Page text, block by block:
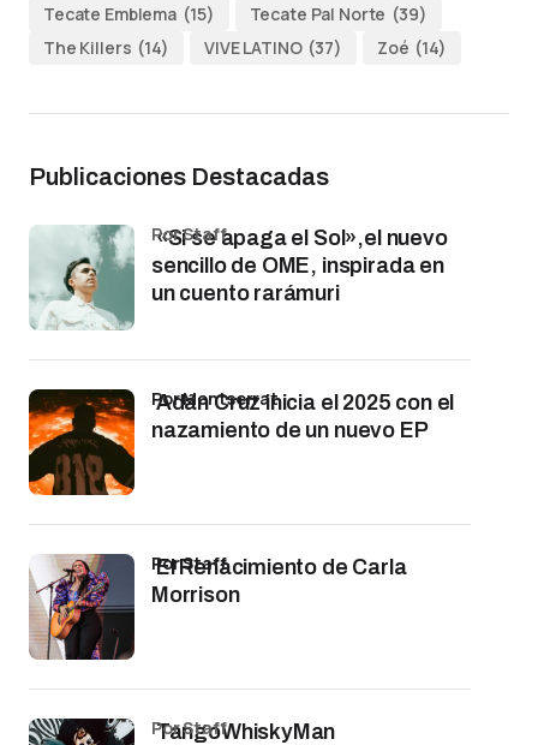
Tecate Emblema (15) Tecate Pal Norte (39)
The Killers (14) VIVE LATINO (37) Zoé (14)
Publicaciones Destacadas
«Si se apaga el Sol»,el nuevo
sencillo de OME, inspirada en
un cuento rarámuri
por Staff
Adán Cruz inicia el 2025 con el
nazamiento de un nuevo EP
por Montserrat
El Renacimiento de Carla
Morrison
por Staff
TangoWhiskyMan
por Staff